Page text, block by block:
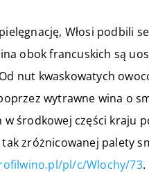
Włosi podbili
obok francuskich są
nut kwaskowatych
wytrawne wina o
środkowej części kraju
zróżnicowanej palety
pl/c/Wlochy/73.